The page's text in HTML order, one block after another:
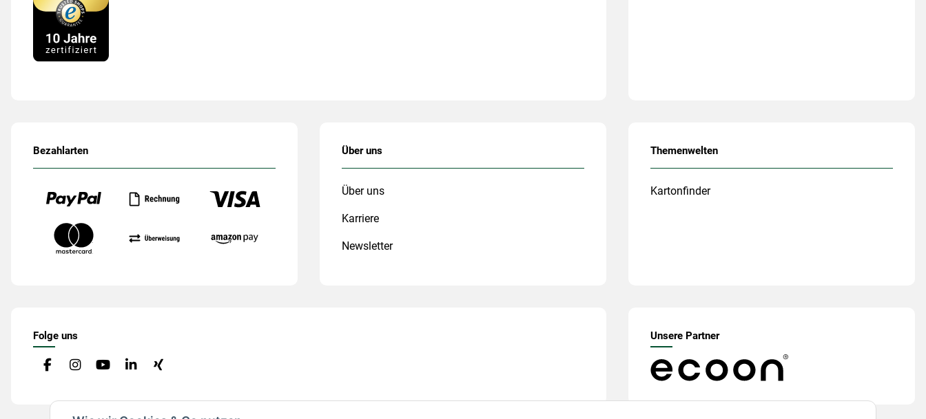
Bezahlarten Über uns
Über uns
Karriere
Newsletter
Themenwelten
Kartonfinder
Folge uns Unsere Partner